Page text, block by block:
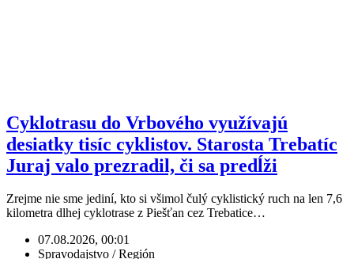
Cyklotrasu do Vrbového využívajú
desiatky tisíc cyklistov. Starosta Trebatíc
Juraj valo prezradil, či sa predĺži
Zrejme nie sme jediní, kto si všimol čulý cyklistický ruch na len 7,6
kilometra dlhej cyklotrase z Piešťan cez Trebatice…
07.08.2026, 00:01
Spravodajstvo / Región